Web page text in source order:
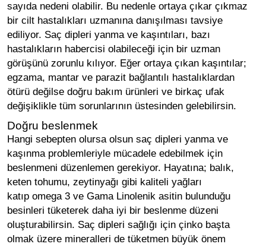
sayıda nedeni olabilir. Bu nedenle ortaya çıkar çıkmaz
bir cilt hastalıkları uzmanına danışılması tavsiye
ediliyor. Saç dipleri yanma ve kaşıntıları, bazı
hastalıkların habercisi olabileceği için bir uzman
görüşünü zorunlu kılıyor. Eğer ortaya çıkan kaşıntılar;
egzama, mantar ve parazit bağlantılı hastalıklardan
ötürü değilse doğru bakım ürünleri ve birkaç ufak
değişiklikle tüm sorunlarının üstesinden gelebilirsin.
Doğru beslenmek
Hangi sebepten olursa olsun saç dipleri yanma ve
kaşınma problemleriyle mücadele edebilmek için
beslenmeni düzenlemen gerekiyor. Hayatına; balık,
keten tohumu, zeytinyağı gibi kaliteli yağları
katıp omega3 ve Gama Linolenik asitin bulunduğu
besinleri tüketerek daha iyi bir beslenme düzeni
oluşturabilirsin. Saç dipleri sağlığı için çinko başta
olmak üzere mineralleri de tüketmen büyük önem